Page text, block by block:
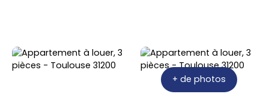
+ de photos